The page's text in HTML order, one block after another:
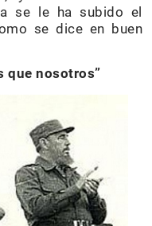
se le ha subido el
se dice en buen
que nosotros”